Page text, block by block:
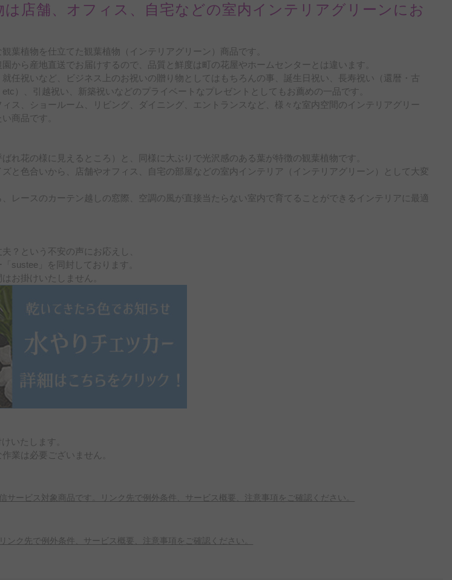
店舗、オフィス、自宅などの室内インテリアグリーンにお
葉植物を仕立てた観葉植物（インテリアグリーン）商品です。
から産地直送でお届けするので、品質と鮮度は町の花屋やホームセンターとは違います。
就任祝いなど、ビジネス上のお祝いの贈り物としてはもちろんの事、誕生日祝い、長寿祝い（還暦・古
）、引越祝い、新築祝いなどのプライベートなプレゼントとしてもお薦めの一品です。
ス、ショールーム、リビング、ダイニング、エントランスなど、様々な室内空間のインテリアグリー
商品です。
れ花の様に見えるところ）と、同様に大ぶりで光沢感のある葉が特徴の観葉植物です。
と色合いから、店舗やオフィス、自宅の部屋などの室内インテリア（インテリアグリーン）として大変
レースのカーテン越しの窓際、空調の風が直接当たらない室内で育てることができるインテリアに最適
？という不安の声にお応えし、
sustee」を同封しております。
お掛けいたしません。
いたします。
業は必要ございません。
サービス対象商品です。リンク先で例外条件、サービス概要、注意事項をご確認ください。
ンク先で例外条件、サービス概要、注意事項をご確認ください。